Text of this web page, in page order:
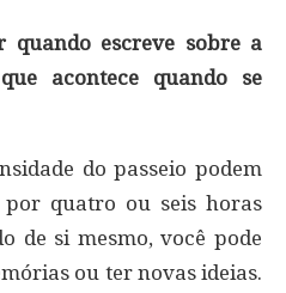
quando escreve sobre a
acontece quando se
do passeio podem
quatro ou seis horas
de si mesmo, você pode
ou ter novas ideias.